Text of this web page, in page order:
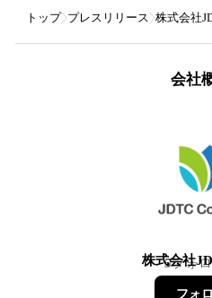
トップ プレスリリース 株式会社
会社
株式会社
5フォ
フォ